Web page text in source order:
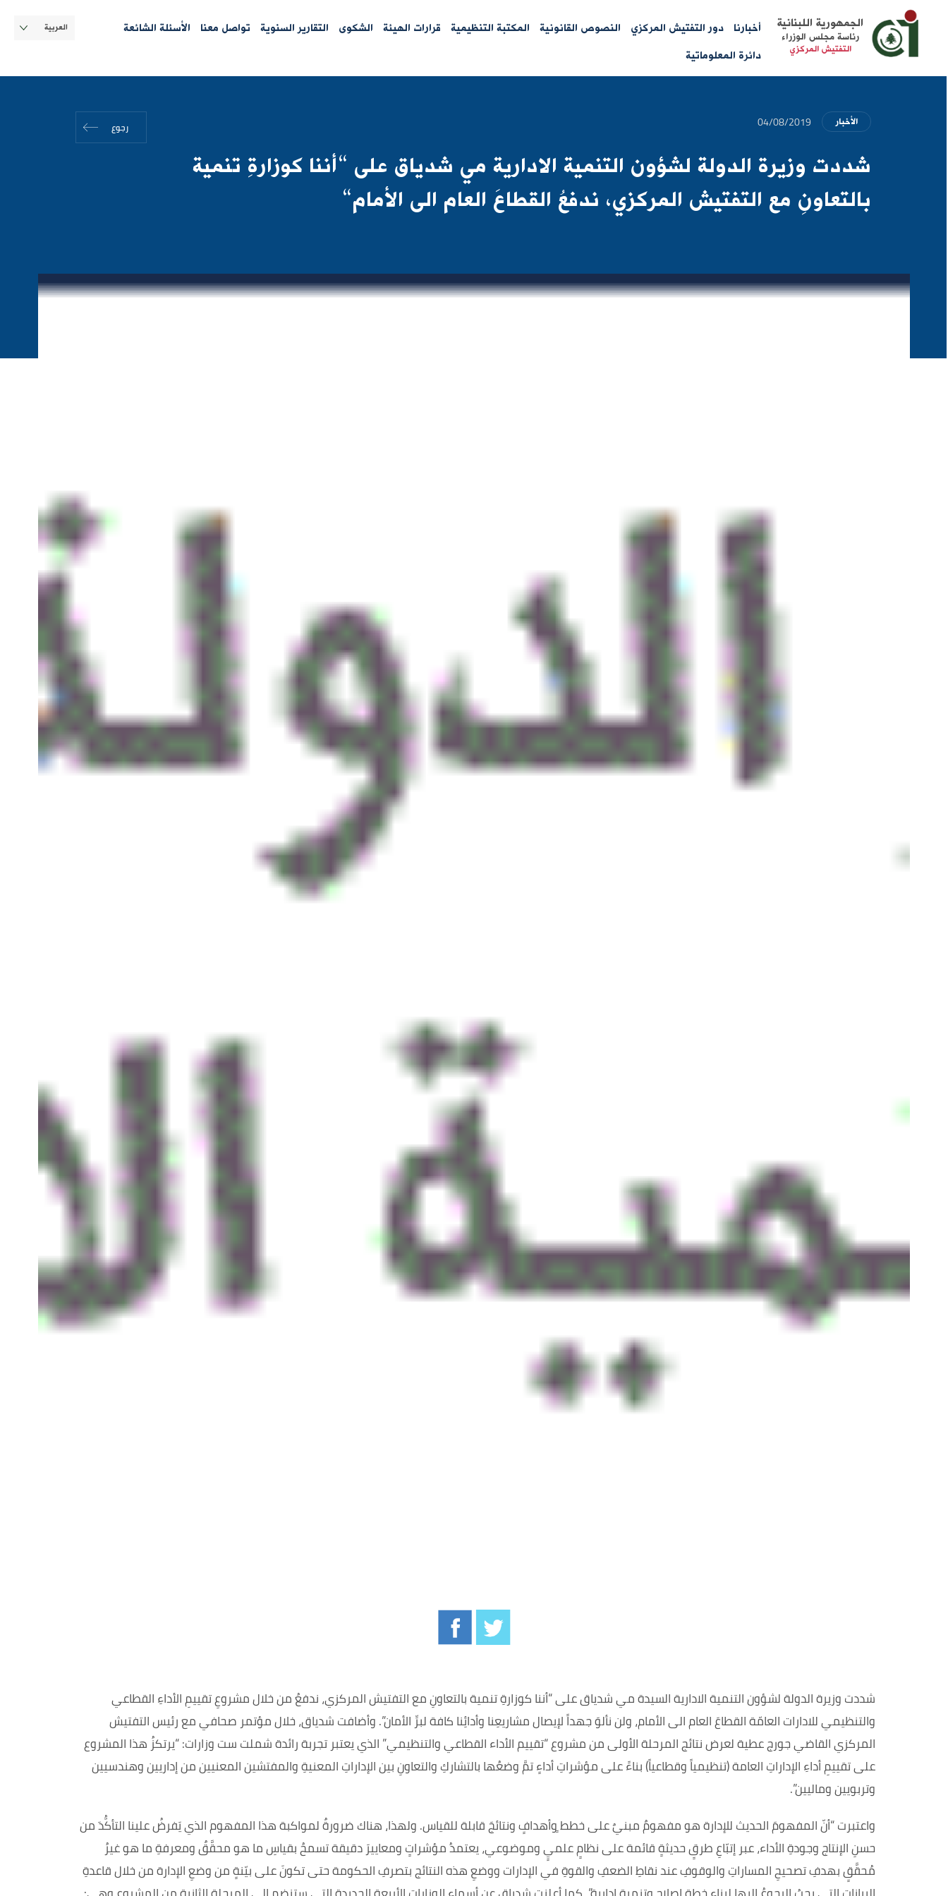
الجمهورية اللبنانية
رئاسة مجلس الوزراء
التفتيش المركزي
Main
أخبارنا دور التفتيش المركزي النصوص القانونية المكتبة التنظيمية قرارات الهيئة الشكوى التقارير السنوية تواصل معنا الأسئلة الشائعة
دائرة المعلوماتية
Select
your
رجوع الأخبار 04/08/2019
شددت وزيرة الدولة لشؤون التنمية الادارية مي شدياق على “أننا كوزارةِ تنمية
بالتعاونِ مع التفتيش المركزي، ندفعُ القطاعَ العام الى الأمام“
شددت وزيرة الدولة لشؤون التنمية الادارية السيدة مي شدياق على “أننا كوزارةِ تنمية بالتعاونِ مع التفتيش المركزي، ندفعُ من خلال مشروعِ تقييمِ الأداءِ القطاعي
والتنظيمي للادارات العامّة القطاعَ العام الى الأمام، ولن نألوَ جهداً لإيصال مشاريعِنا وأدائِنا كافة لبرِّ الأمان”. وأضافت شدياق، خلال مؤتمر صحافي مع رئيس التفتيش
المركزي القاضي جورج عطية لعرض نتائج المرحلة الأولى من مشروع “تقييم الأداء القطاعي والتنظيمي” الذي يعتبر تجربة رائدة شملت ست وزارات: “يرتكزُ هذا المشروع
على تقييمِ أداءِ الإداراتِ العامة (تنظيمياً وقطاعياً) بناءً على مؤشراتِ أداءٍ تمَّ وضعُها بالتشاركِ والتعاونِ بين الإداراتِ المعنيةِ والمفتشين المعنيين من إداريين وهندسيين
وتربويين وماليين”.
واعتبرت “أنّ المفهومَ الحديث للإدارة هو مفهومٌ مبنيٌ على خطط ٍوأهدافٍ ونتائجَ قابلة للقياس. ولهذا، هناك ضرورةٌ لمواكبة هذا المفهوم الذي يَفرضُ علينا التأكُّدَ من
حسنِ الإنتاج وجودةِ الأداء، عبر إتبّاعِ طرقٍ حديثةٍ قائمة على نظامٍ علميٍ وموضوعي، يعتمدُ مؤشراتٍ ومعاييرَ دقيقة تسمحُ بقياسِ ما هو محقَّقٌ ومعرفةِ ما هو غيرُ
مُحقَّقٍ بهدفِ تصحيحِ المساراتِ والوقوفِ عند نقاطِ الضعفِ والقوةِ في الإدارات ووضعِ هذه النتائج بتصرفِ الحكومة حتى تكونَ على بيّنةٍ من وضعِ الإدارة من خلال قاعدةِ